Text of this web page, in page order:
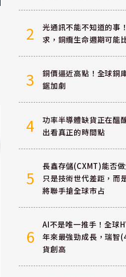
2
光通訊不能不知道的事
求，銅纜生命週期可能
3
銅價逼近高點！全球銅
鋸加劇
4
功率半導體缺貨正在醞
出看真正的時間點
5
長鑫存儲(CXMT)能否
只是技術世代差距，而
將聯手搶全球市占
6
AI不是唯一推手！全球
年來最強勁成長，瑞智
貨創高